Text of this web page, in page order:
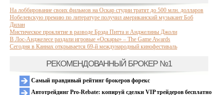
На лоббирование своих фильмов на Оскар студии тратят до 500 млн. долларов
Нобелевскую премию по литературе получил американский музыкант Боб
Дилан
Мистическое проклятие в разводе Брэда Питта и Анджелины Джоли
В Лос-Анджелесе раздали игровые «Оскары» – The Game Awards
Сегодня в Каннах открывается 69-й международный кинофестиваль
РЕКОМЕНДОВАННЫЙ БРОКЕР №1
Самый правдивый рейтинг брокеров форекс
Автотрейдинг Pro-Rebate: копируй сделки VIP трейдеров бесплатно